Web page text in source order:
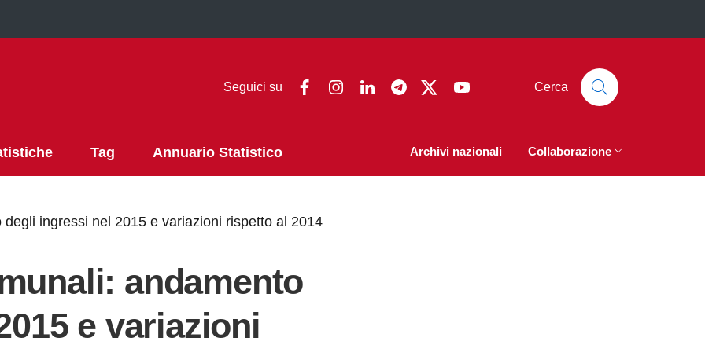
Seguici su FacebookInstagramLinkedinTelegram
Twitter Cerca
Tag Annuario Statistico Archivi nazionali Collaborazione
ingressi nel 2015 e variazioni rispetto al 2014
andamento
e variazioni